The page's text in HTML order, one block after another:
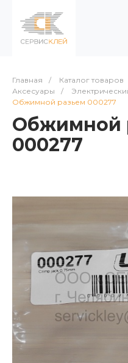
Главная / Каталог товаров
Аксесуары
/
Обжимной разьем 000277
Обжимной
000277